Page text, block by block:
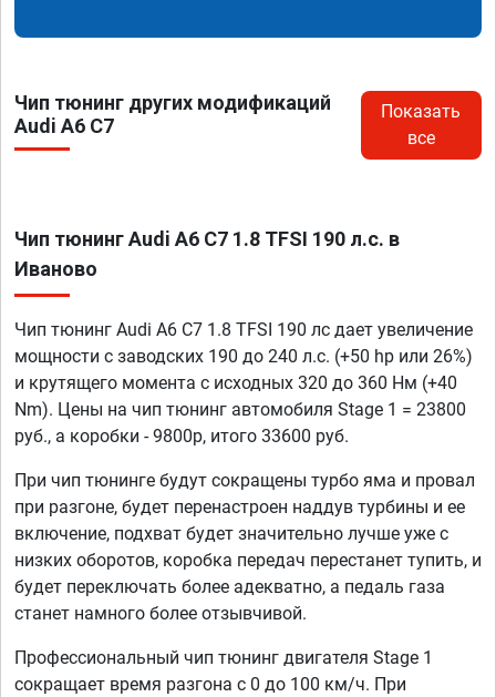
Чип тюнинг других модификаций
Audi A6 C7
Показать
все
Чип тюнинг Audi A6 C7 1.8 TFSI 190 л.с. в
Иваново
Чип тюнинг Audi A6 C7 1.8 TFSI 190 лс дает увеличение
мощности с заводских 190 до 240 л.с. (+50 hp или 26%)
и крутящего момента с исходных 320 до 360 Нм (+40
Nm). Цены на чип тюнинг автомобиля Stage 1 = 23800
руб., а коробки - 9800р, итого 33600 руб.
При чип тюнинге будут сокращены турбо яма и провал
при разгоне, будет перенастроен наддув турбины и ее
включение, подхват будет значительно лучше уже с
низких оборотов, коробка передач перестанет тупить, и
будет переключать более адекватно, а педаль газа
станет намного более отзывчивой.
Профессиональный чип тюнинг двигателя Stage 1
сокращает время разгона с 0 до 100 км/ч. При